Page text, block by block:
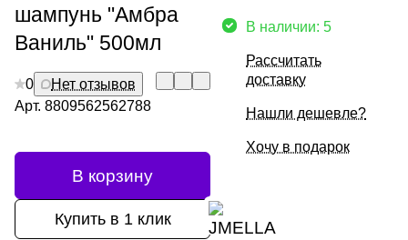
шампунь "Амбра
Ваниль" 500мл
0
Нет отзывов
Арт. 8809562562788
В корзину
Купить в 1 клик
В наличии: 5
Рассчитать
доставку
Нашли дешевле?
Хочу в подарок